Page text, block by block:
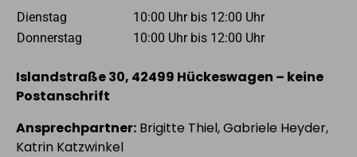
Dienstag
10:00 Uhr bis 12:00 Uhr
Donnerstag
10:00 Uhr bis 12:00 Uhr
Islandstraße 30, 42499 Hückeswagen – keine
Postanschrift
Ansprechpartner: Brigitte Thiel, Gabriele Heyder,
Katrin Katzwinkel